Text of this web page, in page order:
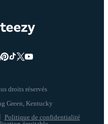
droits réservés
Politique de confidentialité